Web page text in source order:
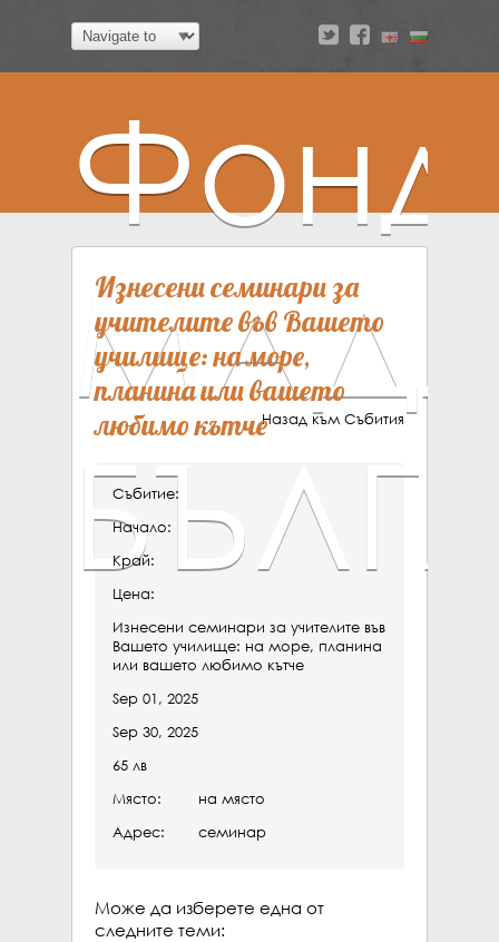
a v
Изнесени семинари за
учителите във Вашето
училище: на море,
планина или вашето
любимо кътчеНазад към Събития
Събитие:
Начало:
Край:
Цена:
Изнесени семинари за учителите във
Вашето училище: на море, планина
или вашето любимо кътче
Sep 01, 2025
Sep 30, 2025
65 лв
Място:
Адрес:
на място
семинар
Може да изберете една от
следните теми: